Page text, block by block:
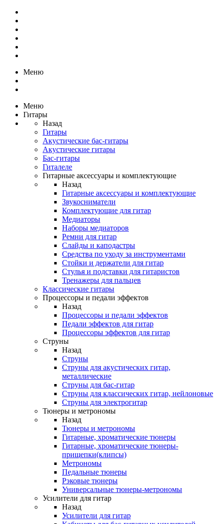
Меню
Меню
Гитары
Назад
Гитары
Акустические бас-гитары
Акустические гитары
Бас-гитары
Гиталеле
Гитарные аксессуары и комплектующие
Назад
Гитарные аксессуары и комплектующие
Звукосниматели
Комплектующие для гитар
Медиаторы
Наборы медиаторов
Ремни для гитар
Слайды и каподастры
Средства по уходу за инструментами
Стойки и держатели для гитар
Стулья и подставки для гитаристов
Тренажеры для пальцев
Классические гитары
Процессоры и педали эффектов
Назад
Процессоры и педали эффектов
Педали эффектов для гитар
Процессоры эффектов для гитар
Струны
Назад
Струны
Струны для акустических гитар,
металлические
Струны для бас-гитар
Струны для классических гитар, нейлоновые
Струны для электрогитар
Тюнеры и метрономы
Назад
Тюнеры и метрономы
Гитарные, хроматические тюнеры
Гитарные, хроматические тюнеры-
прищепки(клипсы)
Метрономы
Педальные тюнеры
Рэковые тюнеры
Универсальные тюнеры-метрономы
Усилители для гитар
Назад
Усилители для гитар